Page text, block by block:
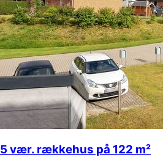
5 vær. rækkehus på 122 m²